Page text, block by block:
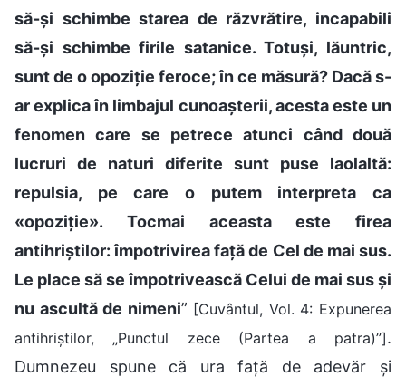
să-și schimbe starea de răzvrătire, incapabili
să-și schimbe firile satanice. Totuși, lăuntric,
sunt de o opoziție feroce; în ce măsură? Dacă s-
ar explica în limbajul cunoașterii, acesta este un
fenomen care se petrece atunci când două
lucruri de naturi diferite sunt puse laolaltă:
repulsia, pe care o putem interpreta ca
«opoziție». Tocmai aceasta este firea
antihriștilor: împotrivirea față de Cel de mai sus.
Le place să se împotrivească Celui de mai sus și
nu ascultă de nimeni” [Cuvântul, Vol. 4: Expunerea
antihriștilor, „Punctul zece (Partea a patra)”].
Dumnezeu spune că ura față de adevăr și